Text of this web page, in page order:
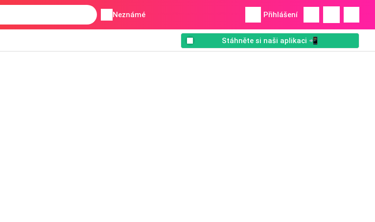
Neznámé Přihlášení
Stáhněte si naši aplikaci 📲